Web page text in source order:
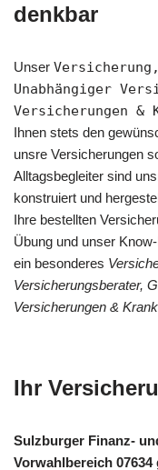
denkbar
Unser
Unabhängiger
Versicherungen &
Ihnen stets den
unsre Versicherungen
Alltagsbegleiter sind
konstruiert und
Ihre bestellten
Übung und unser
ein besonderes
Versicherungsberater,
Versicherungen &
Ihr
Sulzburger Finanz-
Vorwahlbereich 07634